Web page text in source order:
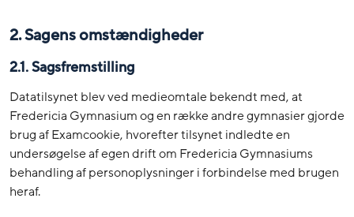
2. Sagens omstændigheder
2.1. Sagsfremstilling
Datatilsynet blev ved medieomtale bekendt med, at
Fredericia Gymnasium og en række andre gymnasier gjorde
brug af Examcookie, hvorefter tilsynet indledte en
undersøgelse af egen drift om Fredericia Gymnasiums
behandling af personoplysninger i forbindelse med brugen
heraf.